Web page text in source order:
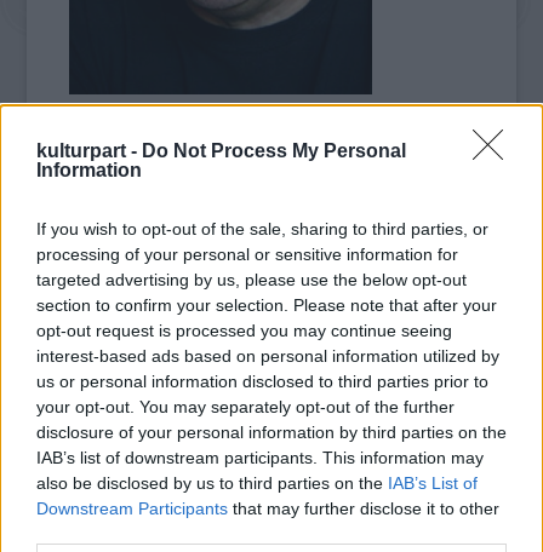
kulturpart - Do Not Process My Personal
Information
If you wish to opt-out of the sale, sharing to third parties, or
processing of your personal or sensitive information for
targeted advertising by us, please use the below opt-out
section to confirm your selection. Please note that after your
opt-out request is processed you may continue seeing
interest-based ads based on personal information utilized by
us or personal information disclosed to third parties prior to
your opt-out. You may separately opt-out of the further
disclosure of your personal information by third parties on the
IAB’s list of downstream participants. This information may
also be disclosed by us to third parties on the IAB’s List of
Downstream Participants that may further disclose it to other
harcáról szól, akiket nem hagytak meghalni,
és akiket „kísérleti nyulak klubja” néven
életbe.
"Jeremy azonnal elvállalta a felkérést" –
mondta el az Este rendezője, Koltai Lajos.
"Helen egyelőre nem mondott még igent, pár
nap gondolkodási időt kért. Szeretné
elvállalni, de függőben van egy saját
forgatókönyve, amit ősszel kezdene forgatni.
Én is ekkor terveztem a kezdést, jövő
szeptember környékén kerülhetne moziba a
film" – árulta el Koltai, aki a még ma is élő 30